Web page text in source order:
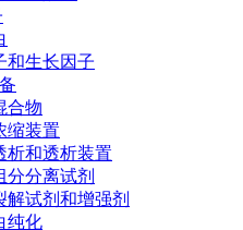
和生长因子
合物
缩装置
析和透析装置
分分离试剂
解试剂和增强剂
纯化